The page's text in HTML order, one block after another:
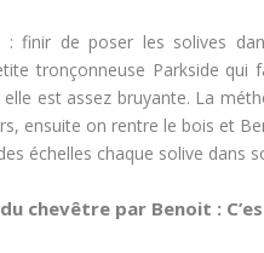
: finir de poser les solives
tronçonneuse Parkside
elle est assez bruyante. La
ensuite on rentre le bois et
des échelles chaque solive dans
chevêtre par Benoit :